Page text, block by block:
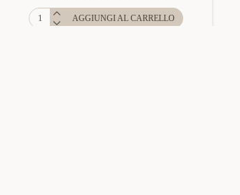
AGGIUNGI AL CARRELLO